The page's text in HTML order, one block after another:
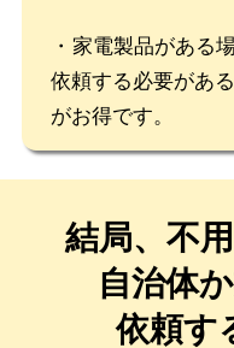
家電製品がある
依頼する必要があ
がお得です。
結局、不
自治体
依頼す